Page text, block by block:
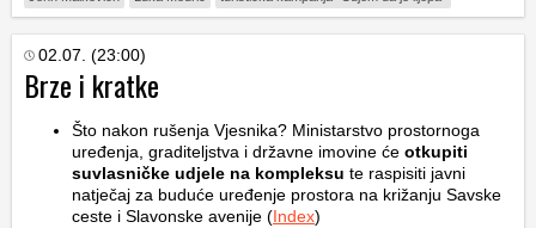
02.07. (23:00)
Brze i kratke
Što nakon rušenja Vjesnika? Ministarstvo prostornoga
uređenja, graditeljstva i državne imovine će otkupiti
suvlasničke udjele na kompleksu te raspisiti javni
natječaj za buduće uređenje prostora na križanju Savske
ceste i Slavonske avenije (Index)